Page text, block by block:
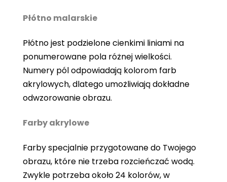
Płótno malarskie
Płótno jest podzielone cienkimi liniami na
ponumerowane pola różnej wielkości.
Numery pól odpowiadają kolorom farb
akrylowych, dlatego umożliwiają dokładne
odwzorowanie obrazu.
Farby akrylowe
Farby specjalnie przygotowane do Twojego
obrazu, które nie trzeba rozcieńczać wodą.
Zwykle potrzeba około 24 kolorów, w